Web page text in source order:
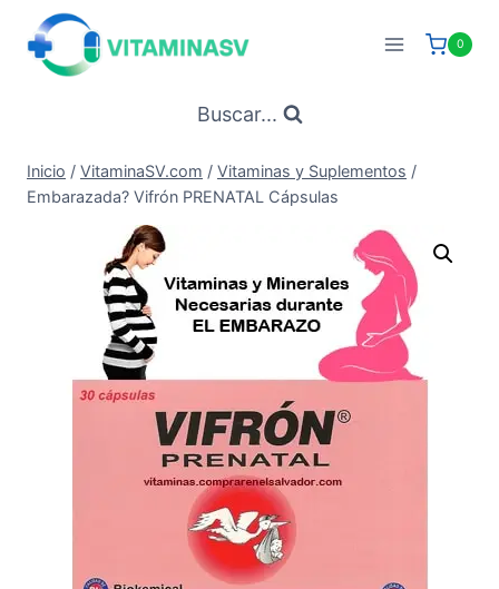
Saltar
contenido
0
Buscar...
Inicio / VitaminaSV.com / Vitaminas y Suplementos /
Embarazada? Vifrón PRENATAL Cápsulas